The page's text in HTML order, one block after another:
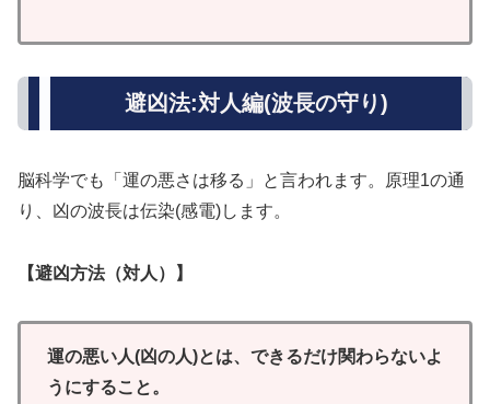
避凶法:対人編(波長の守り)
脳科学でも「運の悪さは移る」と言われます。原理1の通
り、凶の波長は伝染(感電)します。
【避凶方法（対人）】
運の悪い人(凶の人)とは、できるだけ関わらないよ
うにすること。